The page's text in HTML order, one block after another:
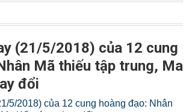
(21/5/2018) của 12 cung
Mã thiếu tập trung, Ma
đổi